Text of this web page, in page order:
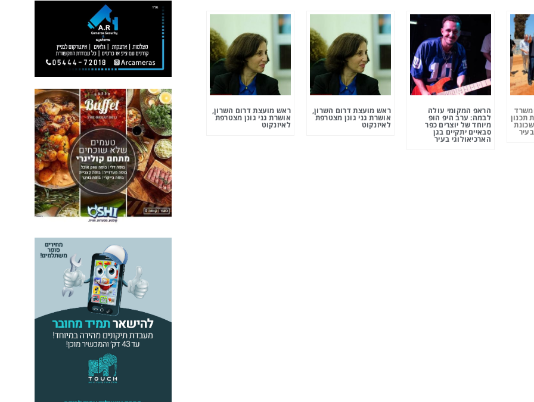
תכנון
הראפ המקומי עולה
לבמה: ערב היפ הופ
מיוחד של יוצרים כפר
סבאיים יתקיים בגן
הארכיאולוגי בעיר
ראש מועצת דרום השרון,
אושרת גני גונן מצטרפת
לאיזנקוט
ראש מועצת דרום השרון,
אושרת גני גונן מצטרפת
לאיזנקוט